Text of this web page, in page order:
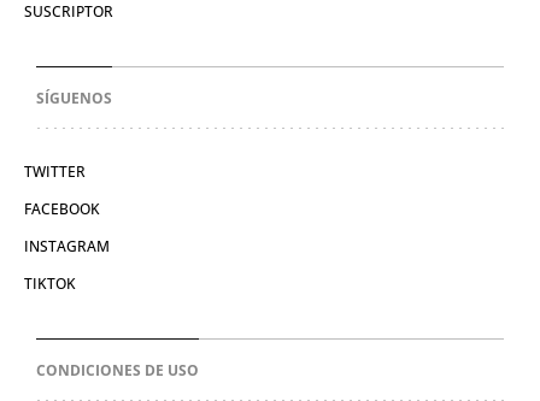
SUSCRIPTOR
SÍGUENOS
TWITTER
FACEBOOK
INSTAGRAM
TIKTOK
CONDICIONES DE USO